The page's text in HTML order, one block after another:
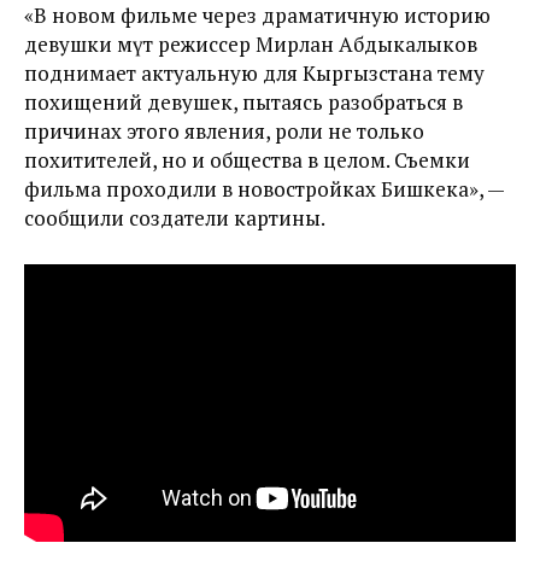
«В новом фильме через драматичную историю
девушки мүт режиссер Мирлан Абдыкалыков
поднимает актуальную для Кыргызстана тему
похищений девушек, пытаясь разобраться в
причинах этого явления, роли не только
похитителей, но и общества в целом. Съемки
фильма проходили в новостройках Бишкека», —
сообщили создатели картины.